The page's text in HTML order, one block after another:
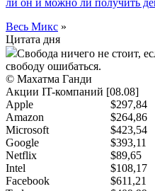
Весь Микс »
Цитата дня
Свобода ничего не стоит,
свободу ошибаться.
© Махатма Ганди
Акции IT-компаний [08.08]
Apple
$297,84
Amazon
$264,86
Microsoft
$423,54
Google
$393,11
Netflix
$89,65
Intel
$108,17
Facebook
$611,21